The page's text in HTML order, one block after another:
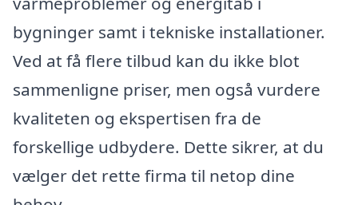
bygninger samt i tekniske installationer.
Ved at få flere tilbud kan du ikke blot
sammenligne priser, men også vurdere
kvaliteten og ekspertisen fra de
forskellige udbydere. Dette sikrer, at du
vælger det rette firma til netop dine